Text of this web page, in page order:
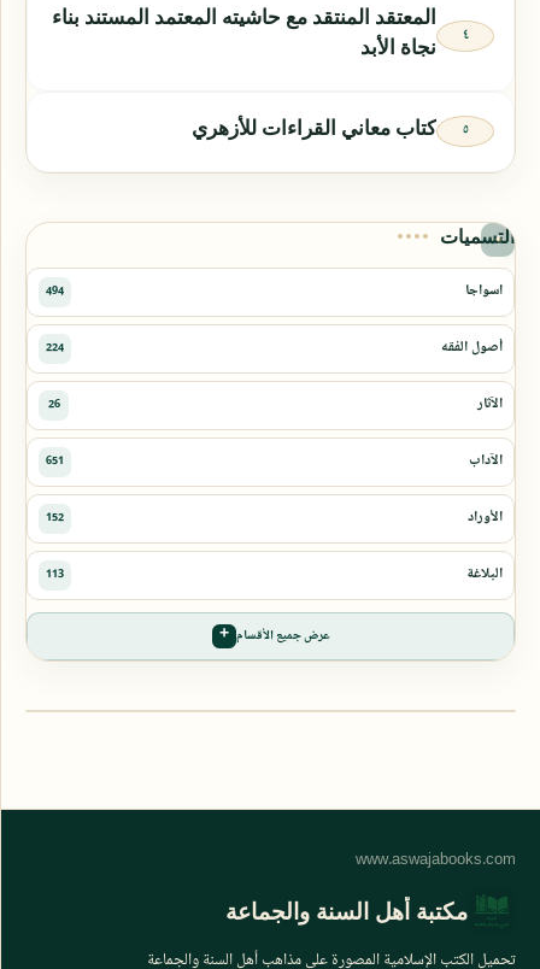
المعتقد المنتقد مع حاشيته المعتمد المستند بناء
نجاة الأبد
كتاب معاني القراءات للأزهري
التسميات
عرض جميع الأقسام
مكتبة أهل السنة والجماعة
تحميل الكتب الإسلامية المصورة على مذاهب أهل السنة والجماعة